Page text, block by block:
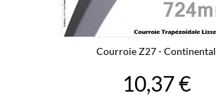
Courroie Z27 - Continental
10,37 €